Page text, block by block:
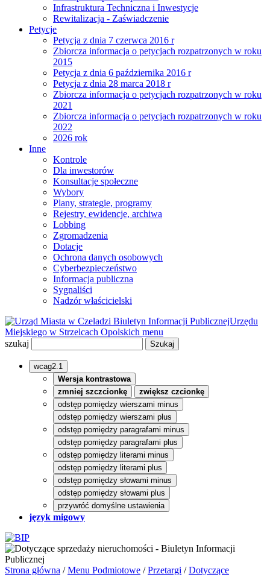
Infrastruktura Techniczna i Inwestycje
Rewitalizacja - Zaświadczenie
Petycje
Petycja z dnia 7 czerwca 2016 r
Zbiorcza informacja o petycjach rozpatrzonych w roku
2015
Petycja z dnia 6 października 2016 r
Petycja z dnia 28 marca 2018 r
Zbiorcza informacja o petycjach rozpatrzonych w roku
2021
Zbiorcza informacja o petycjach rozpatrzonych w roku
2022
2026 rok
Inne
Kontrole
Dla inwestorów
Konsultacje społeczne
Wybory
Plany, strategie, programy
Rejestry, ewidencje, archiwa
Lobbing
Zgromadzenia
Dotacje
Ochrona danych osobowych
Cyberbezpieczeństwo
Informacja publiczna
Sygnaliści
Nadzór właścicielski
Biuletyn Informacji PublicznejUrzędu
Miejskiego w Strzelcach Opolskich menu
szukaj
wcag2.1
Wersja kontrastowa
zmniej szczcionkę
zwiększ czcionkę
odstęp pomiędzy wierszami minus
odstęp pomiędzy wierszami plus
odstęp pomiędzy paragrafami minus
odstęp pomiędzy paragrafami plus
odstęp pomiędzy literami minus
odstęp pomiędzy literami plus
odstęp pomiędzy słowami minus
odstęp pomiędzy słowami plus
przywróć domyślne ustawienia
język migowy
Strona główna /Menu Podmiotowe /Przetargi /Dotyczące